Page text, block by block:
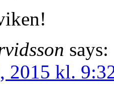
says:
2015 kl.